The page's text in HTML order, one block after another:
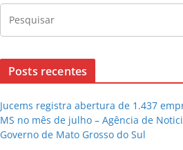
Posts recentes
Jucems registra abertura de 1.437
MS no mês de julho – Agência de
Governo de Mato Grosso do Sul